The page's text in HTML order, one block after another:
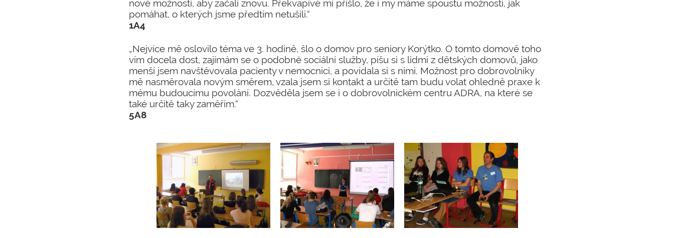
nové možnosti, aby začali znovu. Překvapivé mi přišlo, že i my máme spoustu možností, jak
pomáhat, o kterých jsme předtím netušili.“
1A4
„Nejvíce mě oslovilo téma ve 3. hodině, šlo o domov pro seniory Korýtko. O tomto domově toho
vím docela dost, zajímám se o podobné sociální služby, píšu si s lidmi z dětských domovů, jako
menší jsem navštěvovala pacienty v nemocnici, a povídala si s nimi. Možnost pro dobrovolníky
mě nasměrovala novým směrem, vzala jsem si kontakt a určitě tam budu volat ohledně praxe k
mému budoucímu povolání. Dozvěděla jsem se i o dobrovolnickém centru ADRA, na které se
také určitě taky zaměřím.“
5A8